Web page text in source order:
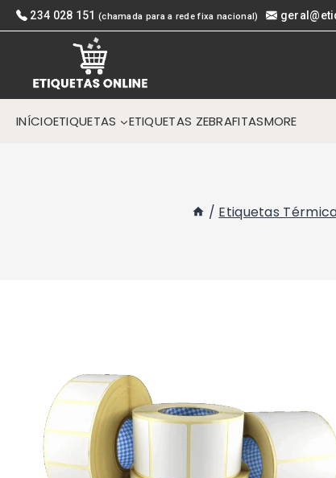
Skip
to
234 028 151 (chamada para a rede fixa nacional)
INÍCIOETIQUETAS ETIQUETAS ZEBRAFITASMORE
/ Etiquetas